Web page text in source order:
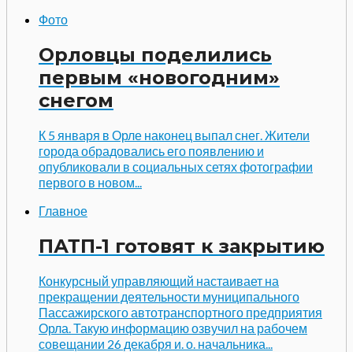
Фото
Орловцы поделились
первым «новогодним»
снегом
К 5 января в Орле наконец выпал снег. Жители
города обрадовались его появлению и
опубликовали в социальных сетях фотографии
первого в новом...
Главное
ПАТП-1 готовят к закрытию
Конкурсный управляющий настаивает на
прекращении деятельности муниципального
Пассажирского автотранспортного предприятия
Орла. Такую информацию озвучил на рабочем
совещании 26 декабря и. о. начальника...